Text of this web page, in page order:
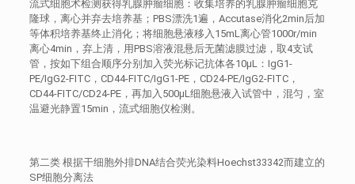
流式细胞术检测获得乳腺肿瘤细胞：收集培养的乳腺肿瘤细胞克
隆球，离心并弃去培养基；PBS漂洗1遍，Accutase消化2min后加
等体积培养基终止消化；将细胞悬液移入15mL离心管1000r/min
离心4min，弃上清，用PBS溶液混悬后无菌滤膜过滤，取4支试
管，按如下组合顺序分别加入荧光标记抗体各10μL：IgG1-
PE/IgG2-FITC，CD44-FITC/IgG1-PE，CD24-PE/IgG2-FITC，
CD44-FITC/CD24-PE，再加入500μL细胞悬液入试管中，混匀，室
温避光静置15min，流式细胞仪检测。
第二类 根据干细胞外排DNA结合荧光染料Hoechst33342而建立的
SP细胞分离法